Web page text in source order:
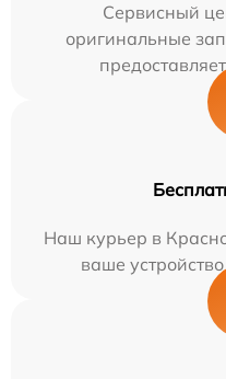
Сервисный
оригинальные
Наш курьер в
ваше